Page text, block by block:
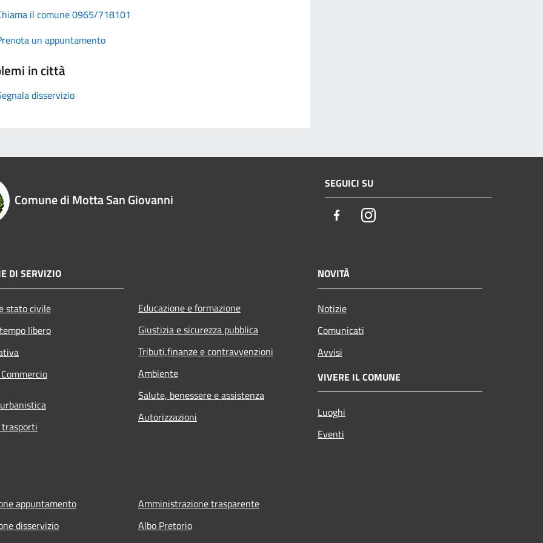
il comune 0965/718101
un appuntamento
in città
disservizio
Comune di Motta San Giovanni
SEGUICI SU
FacebookInstagram
DI SERVIZIO
stato civile
libero
Educazione e formazione
Giustizia e sicurezza pubblica
Tributi,finanze e contravvenzioni
Ambiente
Salute, benessere e assistenza
Autorizzazioni
NOVITÀ
Notizie
Comunicati
Avvisi
VIVERE IL COMUNE
Luoghi
Eventi
appuntamento
disservizio
Amministrazione trasparente
Albo Pretorio